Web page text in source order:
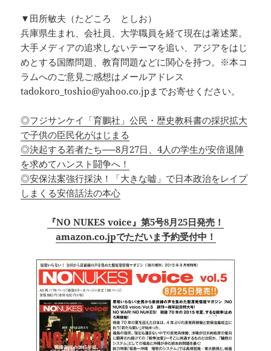
▼田所敏夫（たどころ としお）
兵庫県生まれ、会社員、大学職員を経て現在は著述業。
大手メディアの追求しないテーマを追い、アジアをはじ
めとする国際問題、教育問題などに関心を持つ。※本コ
ラムへのご意見ご感想はメールアドレス
tadokoro_toshio@yahoo.co.jpまでお寄せください。
◎フジサンケイ「育鵬社」公民・歴史教科書の採択拡大
で子供の臣民化がはじまる
◎決起する若者たち──8月27日、4人の学生が安倍退陣
を求めてハンスト闘争へ！
◎安保法案強行採決！「大きな嘘」で日本政治をレイプ
しまくる安倍話法の本心
『NO NUKES voice』第5号8月25日発売！
amazon.co.jpでただいま予約受付中！